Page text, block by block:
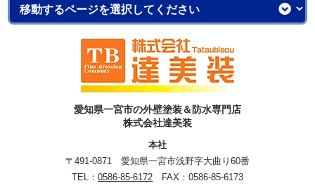
愛知県一宮市の外壁塗装＆防水専門店
株式会社達美装
本社
〒491-0871 愛知県一宮市浅野字大曲り60番
TEL： 0586-85-6172 FAX：0586-85-6173